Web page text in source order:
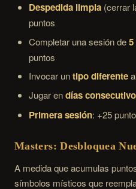
Despedida limpia (cerrar
puntos
Completar una sesión de
puntos
Invocar untipo diferente
Jugar endías
Primera sesión: +25
Masters: Desbloquea
A medida que acumulas
símbolos místicos que